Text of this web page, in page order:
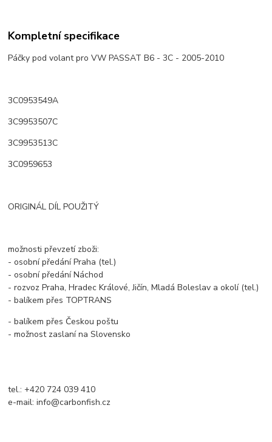
Kompletní specifikace
Páčky pod volant pro VW PASSAT B6 - 3C - 2005-2010
3C0953549A
3C9953507C
3C9953513C
3C0959653
ORIGINÁL DÍL POUŽITÝ
možnosti převzetí zboži:
- osobní předání Praha (tel.)
- osobní předání Náchod
- rozvoz Praha, Hradec Králové, Jičín, Mladá Boleslav a okolí (tel.)
- balíkem přes TOPTRANS
- balíkem přes Českou poštu
- možnost zaslaní na Slovensko
tel.: +420 724 039 410
e-mail: info@carbonfish.cz